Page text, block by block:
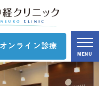
オンライン診療
MENU